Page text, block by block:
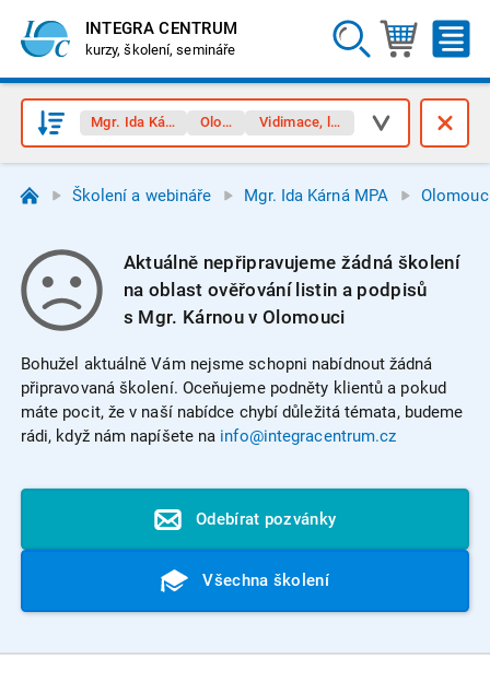
INTEGRA CENTRUM
kurzy, školení, semináře
Mgr. Ida Kárná MPAOlomouc Vidimace, legalizace
Školení a webináře Mgr. Ida Kárná MPA Olomouc
Aktuálně nepřipravujeme žádná školení
na oblast ověřování listin a podpisů
s Mgr. Kárnou v Olomouci
Bohužel aktuálně Vám nejsme schopni nabídnout žádná
připravovaná školení. Oceňujeme podněty klientů a pokud
máte pocit, že v naší nabídce chybí důležitá témata, budeme
rádi, když nám napíšete na info@integracentrum.cz
Odebírat pozvánky
Všechna školení